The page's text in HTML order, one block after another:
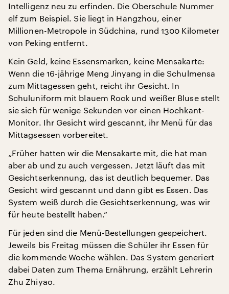
Intelligenz neu zu erfinden. Die Oberschule Nummer
elf zum Beispiel. Sie liegt in Hangzhou, einer
Millionen-Metropole in Südchina, rund 1300 Kilometer
von Peking entfernt.
Kein Geld, keine Essensmarken, keine Mensakarte:
Wenn die 16-jährige Meng Jinyang in die Schulmensa
zum Mittagessen geht, reicht ihr Gesicht. In
Schuluniform mit blauem Rock und weißer Bluse stellt
sie sich für wenige Sekunden vor einen Hochkant-
Monitor. Ihr Gesicht wird gescannt, ihr Menü für das
Mittagsessen vorbereitet.
„Früher hatten wir die Mensakarte mit, die hat man
aber ab und zu auch vergessen. Jetzt läuft das mit
Gesichtserkennung, das ist deutlich bequemer. Das
Gesicht wird gescannt und dann gibt es Essen. Das
System weiß durch die Gesichtserkennung, was wir
für heute bestellt haben.“
Für jeden sind die Menü-Bestellungen gespeichert.
Jeweils bis Freitag müssen die Schüler ihr Essen für
die kommende Woche wählen. Das System generiert
dabei Daten zum Thema Ernährung, erzählt Lehrerin
Zhu Zhiyao.